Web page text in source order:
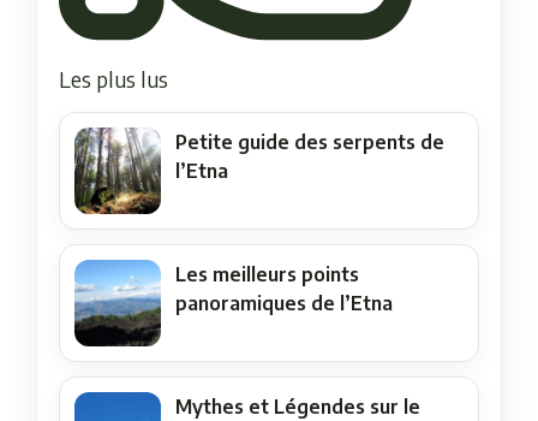
Les plus lus
Petite guide des serpents de
l’Etna
Les meilleurs points
panoramiques de l’Etna
Mythes et Légendes sur le